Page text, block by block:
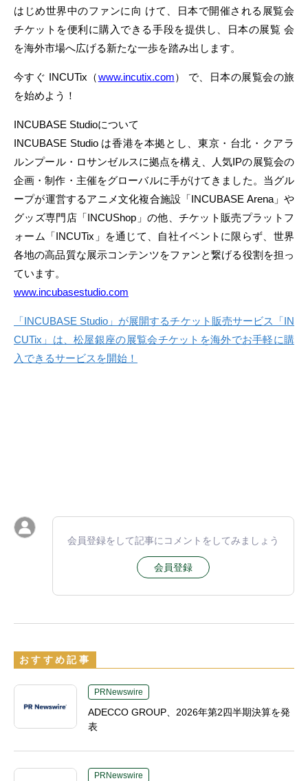
はじめ世界中のファンに向 けて、日本で開催される展覧会
チケットを便利に購入できる手段を提供し、日本の展覧 会
を海外市場へ広げる新たな一歩を踏み出します。
今すぐ INCUTix（www.incutix.com） で、日本の展覧会の旅
を始めよう！
INCUBASE Studioについて
INCUBASE Studio は香港を本拠とし、東京・台北・クアラ
ルンプール・ロサンゼルスに拠点を構え、人気IPの展覧会の
企画・制作・主催をグローバルに手がけてきました。当グル
ープが運営するアニメ文化複合施設「INCUBASE Arena」や
グッズ専門店「INCUShop」の他、チケット販売プラットフ
ォーム「INCUTix」を通じて、自社イベントに限らず、世界
各地の高品質な展示コンテンツをファンと繋げる役割を担っ
ています。
www.incubasestudio.com
「INCUBASE Studio」が展開するチケット販売サービス「IN
CUTix」は、松屋銀座の展覧会チケットを海外でお手軽に購
入できるサービスを開始！
会員登録をして記事にコメントをしてみましょう
会員登録
おすすめ記事
PRNewswire
ADECCO GROUP、2026年第2四半期決算を発
表
PRNewswire